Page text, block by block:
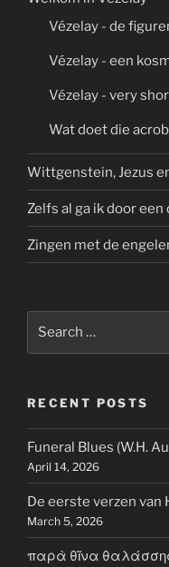
Vézelay - de
Vézelay - een
Vézelay - very
Wat doet die
Wittgenstein, Jezus
Zelfs al ga ik door
Zingen met de
RECENT POSTS
Funeral Blues (W.H.
April 14, 2026
De eerste verzen van
March 5, 2026
παρὰ θῖνα